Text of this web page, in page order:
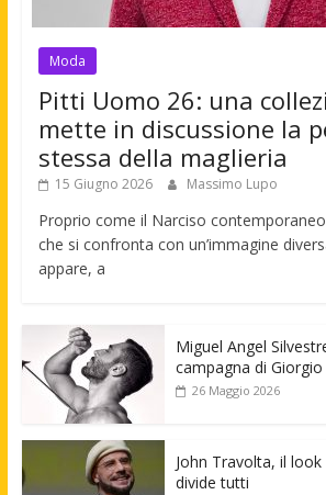
Moda
Pitti Uomo 26: una
mette in discussione la
stessa della maglieria
15 Giugno 2026 Massimo Lupo
Proprio come il Narciso
che si confronta con un’immagine
appare, a
Miguel Angel
campagna di
26 Maggio 2026
John Travolta, il look
divide tutti